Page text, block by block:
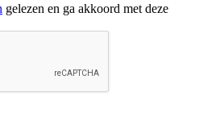
gelezen en ga akkoord met deze